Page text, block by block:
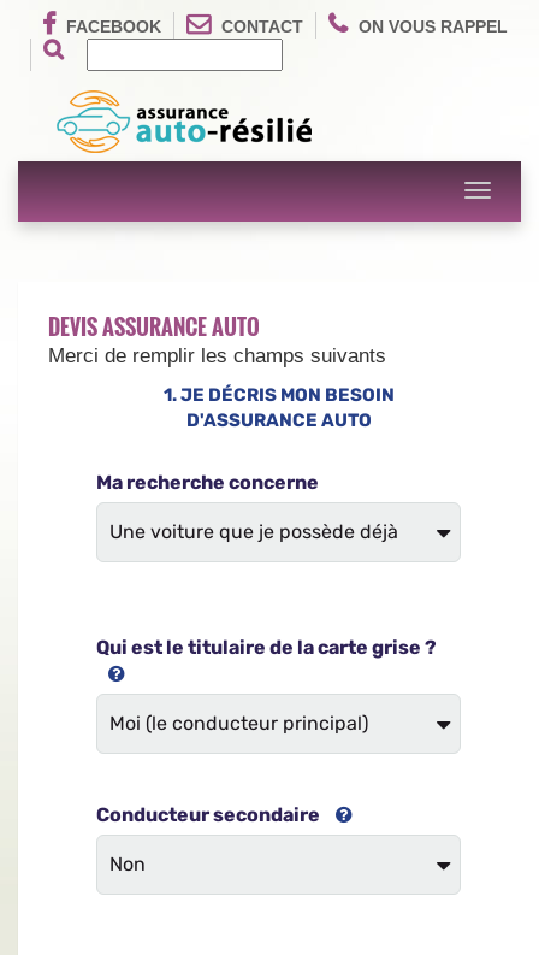
FACEBOOK CONTACT ON VOUS RAPPEL
Toggle
DEVIS ASSURANCE AUTO
Merci de remplir les champs suivants